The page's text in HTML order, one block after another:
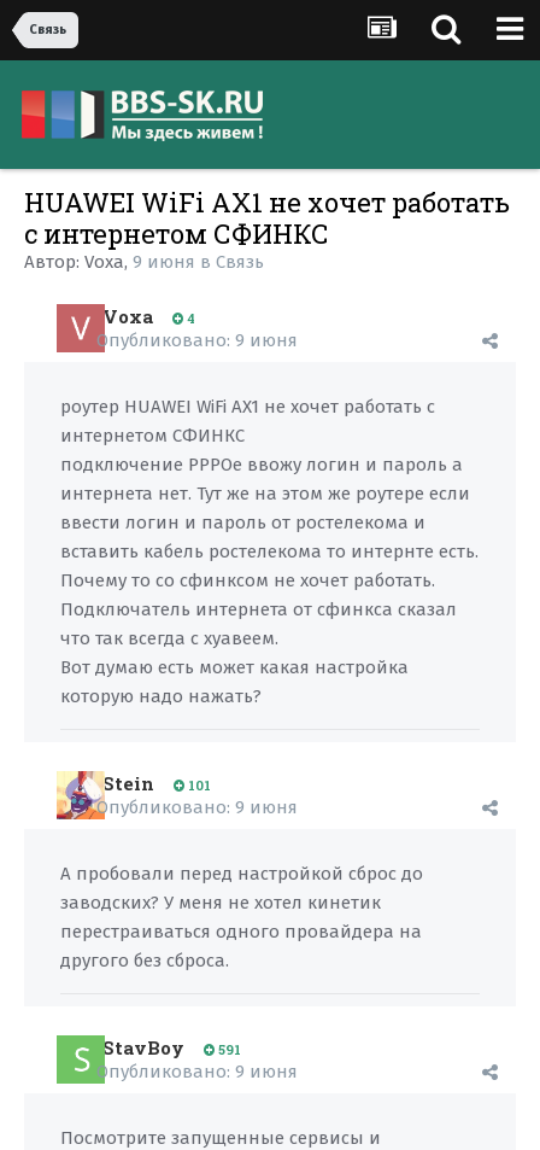
Cвязь
HUAWEI WiFi AX1 не хочет работать
с интернетом СФИНКС
Автор: Voxa, 9 июня в Cвязь
Voxa 4
Опубликовано: 9 июня
роутер HUAWEI WiFi AX1 не хочет работать с
интернетом СФИНКС
подключение PPPOe ввожу логин и пароль а
интернета нет. Тут же на этом же роутере если
ввести логин и пароль от ростелекома и
вставить кабель ростелекома то интернте есть.
Почему то со сфинксом не хочет работать.
Подключатель интернета от сфинкса сказал
что так всегда с хуавеем.
Вот думаю есть может какая настройка
которую надо нажать?
Stein 101
Опубликовано: 9 июня
А пробовали перед настройкой сброс до
заводских? У меня не хотел кинетик
перестраиваться одного провайдера на
другого без сброса.
StavBoy 591
Опубликовано: 9 июня
Посмотрите запущенные сервисы и